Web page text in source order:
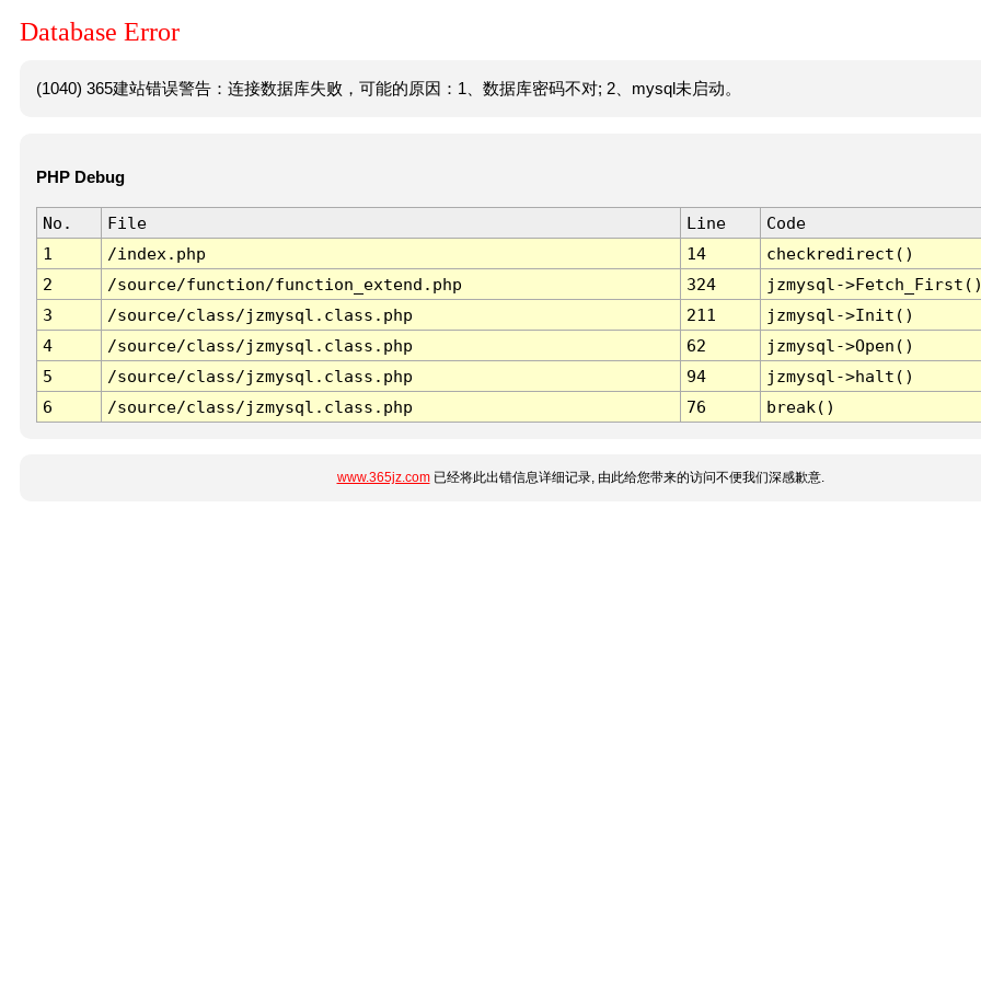
Database Error
(1040) 365建站错误警告：连接数据库失败，可能的原因：1、数据库密码不对; 2、mysql未启动。
PHP Debug
No. File Line
Code
1
/index.php 14
checkredirect()
2
/source/function/function_extend.php 324
jzmysql-
3
/source/class/jzmysql.class.php 211
jzmysql->Init()
4
/source/class/jzmysql.class.php 62
jzmysql->Open()
5
/source/class/jzmysql.class.php 94
jzmysql->halt()
6
/source/class/jzmysql.class.php 76 break()
www.365jz.com已经将此出错信息详细记录, 由此给您带来的访问不便我们深感歉意.